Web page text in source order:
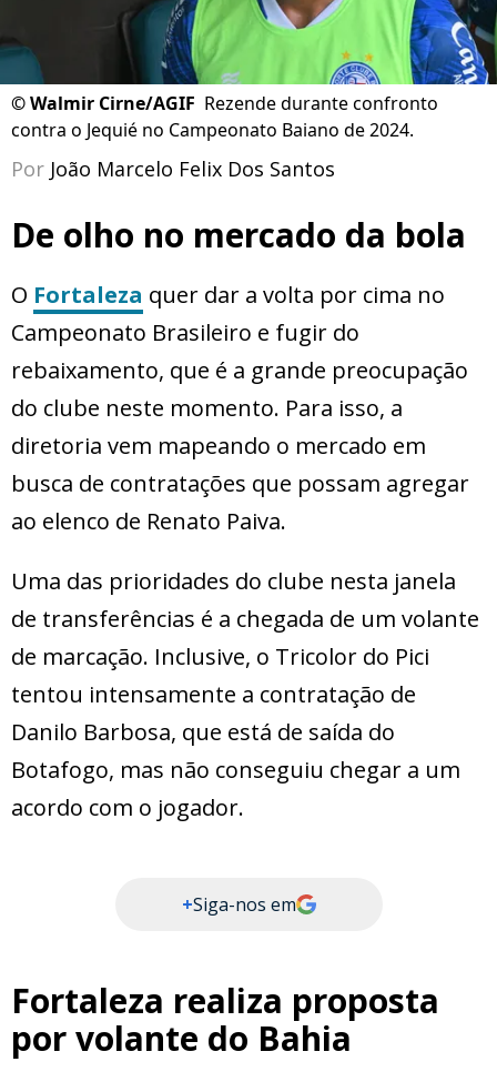
©Walmir Cirne/AGIF Rezende durante confronto
contra o Jequié no Campeonato Baiano de 2024.
Por João Marcelo Felix Dos Santos
De olho no mercado da bola
O Fortaleza quer dar a volta por cima no
Campeonato Brasileiro e fugir do
rebaixamento, que é a grande preocupação
do clube neste momento. Para isso, a
diretoria vem mapeando o mercado em
busca de contratações que possam agregar
ao elenco de Renato Paiva.
Uma das prioridades do clube nesta janela
de transferências é a chegada de um volante
de marcação. Inclusive, o Tricolor do Pici
tentou intensamente a contratação de
Danilo Barbosa, que está de saída do
Botafogo, mas não conseguiu chegar a um
acordo com o jogador.
+Siga-nos em
Fortaleza realiza proposta
por volante do Bahia